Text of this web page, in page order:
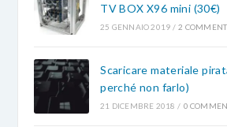
TV BOX X96 mini (30€)
25 GENNAIO 2019 / 2
Scaricare materiale
perché non farlo)
21 DICEMBRE 2018 / 0